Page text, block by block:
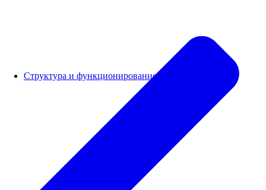
Структура и функционирование